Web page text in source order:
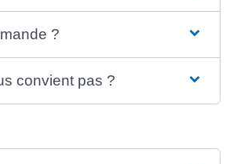
?
convient pas ?